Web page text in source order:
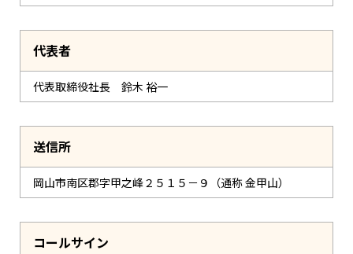
代表者
代表取締役社長 鈴木 裕一
送信所
岡山市南区郡字甲之峰２５１５－９（通称 金甲山）
コールサイン